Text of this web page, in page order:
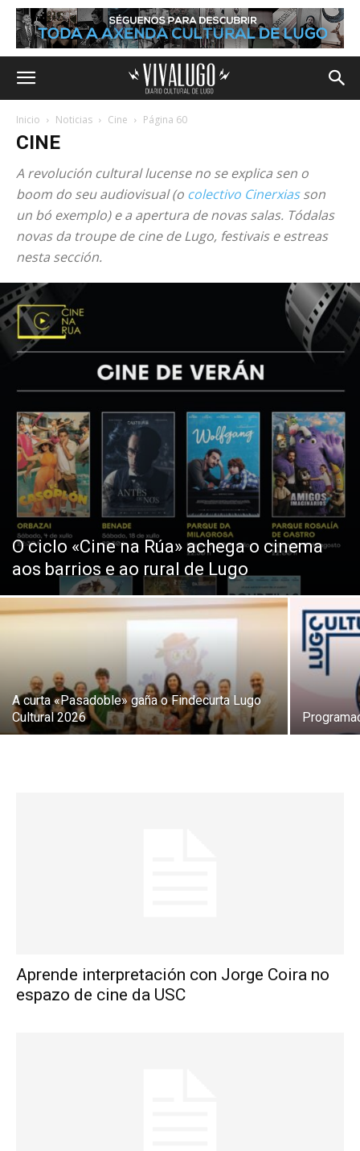
Inicio Noticias Cine Página 60
CINE
A revolución cultural lucense no se explica sen o
boom do seu audiovisual (o colectivo Cinerxiasson
un bó exemplo) e a apertura de novas salas. Tódalas
novas da troupe de cine de Lugo, festivais e estreas
nesta sección.
O ciclo «Cine na Rúa» achega o cinema
aos barrios e ao rural de Lugo
A curta «Pasadoble» gaña o Findecurta Lugo
Cultural 2026
Aprende interpretación con Jorge Coira no
espazo de cine da USC